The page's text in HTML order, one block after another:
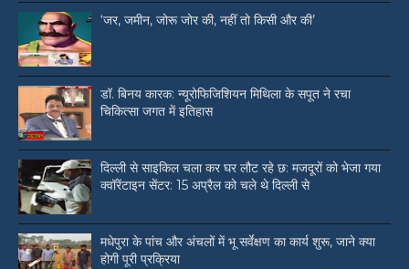
‘जर, जमीन, जोरू जोर की, नहीं तो किसी और की’
डॉ. बिनय कारक: न्यूरोफिजिशियन मिथिला के सपूत ने रचा
चिकित्सा जगत में इतिहास
दिल्ली से साइकिल चला कर घर लौट रहे छ: मजदूरों को भेजा गया
क्वॉरेंटाइन सेंटर: 15 अप्रैल को चले थे दिल्ली से
मधेपुरा के पांच और अंचलों में भू सर्वेक्षण का कार्य शुरू, जाने क्या
होगी पूरी प्रक्रिया